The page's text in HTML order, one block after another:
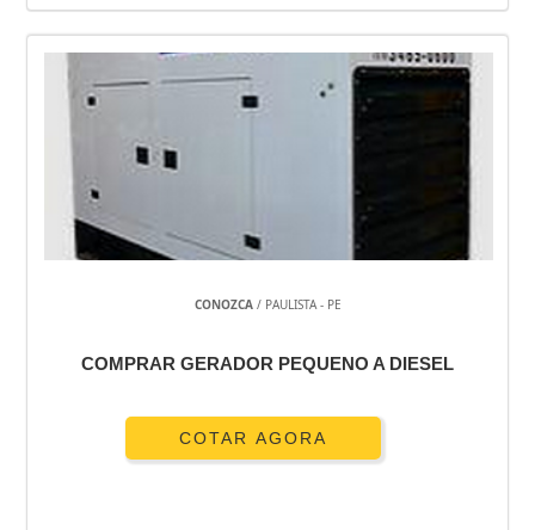
CONOZCA/ PAULISTA - PE
COMPRAR GERADOR PEQUENO A DIESEL
COTAR AGORA